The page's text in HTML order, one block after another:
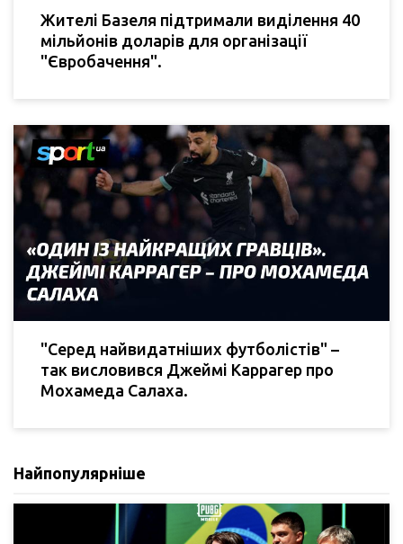
Жителі Базеля підтримали виділення 40
мільйонів доларів для організації
"Євробачення".
"Серед найвидатніших футболістів" –
так висловився Джеймі Каррагер про
Мохамеда Салаха.
Найпопулярніше